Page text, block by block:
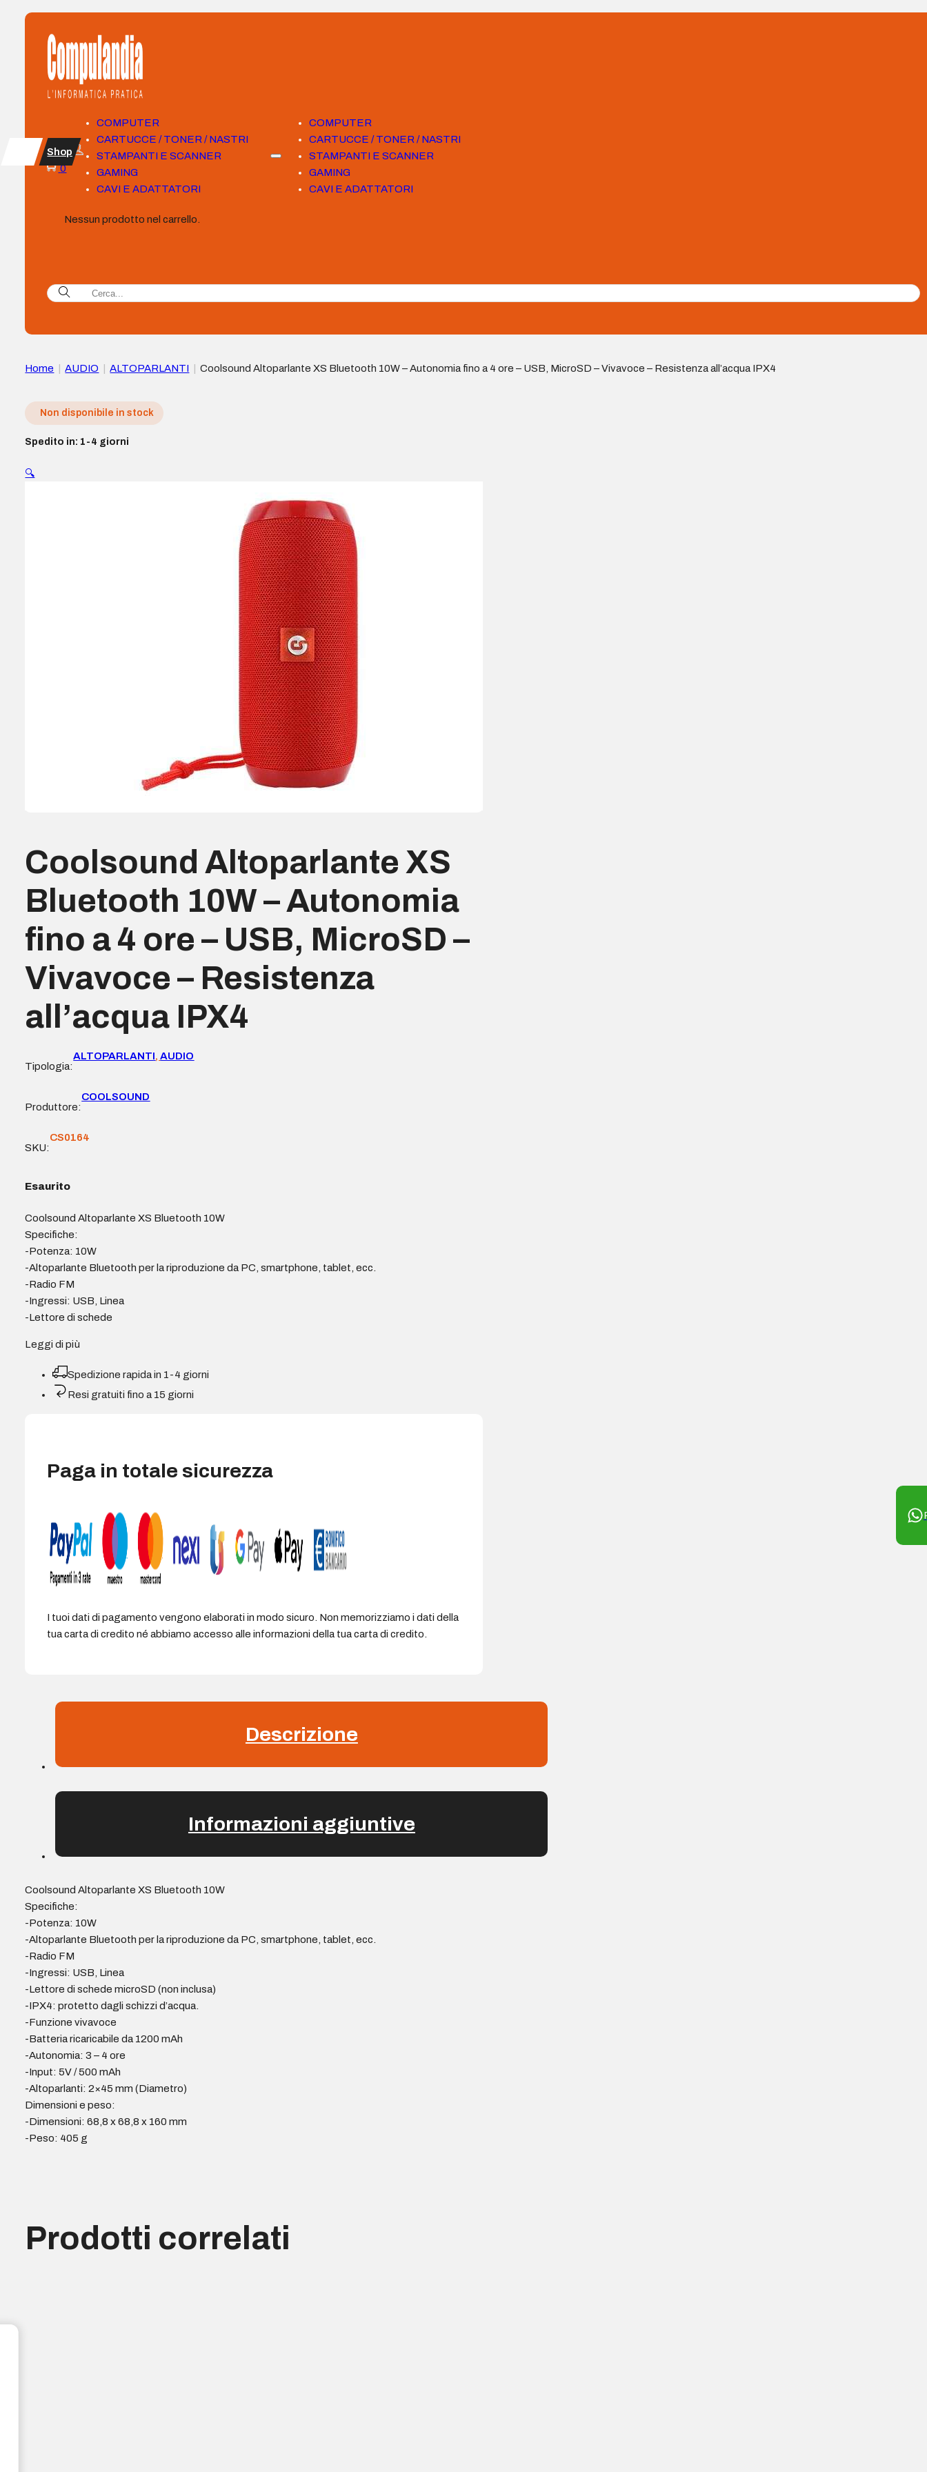
COMPUTER
CARTUCCE / TONER / NASTRI
STAMPANTI E SCANNER
GAMING
CAVI E ADATTATORI
COMPUTER
CARTUCCE / TONER / NASTRI
STAMPANTI E SCANNER
GAMING
CAVI E ADATTATORI
Shop
0
Nessun prodotto nel carrello.
Home AUDIO ALTOPARLANTI Coolsound Altoparlante XS Bluetooth 10W – Autonomia fino a 4 ore – USB, MicroSD – Vivavoce – Resistenza all’acqua IPX4
Non disponibile in stock
Spedito in: 1-4 giorni
🔍
Coolsound Altoparlante XS
Bluetooth 10W – Autonomia
fino a 4 ore – USB, MicroSD –
Vivavoce – Resistenza
all’acqua IPX4
Tipologia:
ALTOPARLANTI,AUDIO
Produttore:
COOLSOUND
SKU:
CS0164
Esaurito
Coolsound Altoparlante XS Bluetooth 10W
Specifiche:
-Potenza: 10W
-Altoparlante Bluetooth per la riproduzione da PC, smartphone, tablet, ecc.
-Radio FM
-Ingressi: USB, Linea
-Lettore di schede
Leggi di più
Spedizione rapida in 1-4 giorni
Resi gratuiti fino a 15 giorni
Paga in totale sicurezza
I tuoi dati di pagamento vengono elaborati in modo sicuro. Non memorizziamo i dati della
tua carta di credito né abbiamo accesso alle informazioni della tua carta di credito.
Descrizione
Informazioni aggiuntive
Coolsound Altoparlante XS Bluetooth 10W
Specifiche:
-Potenza: 10W
-Altoparlante Bluetooth per la riproduzione da PC, smartphone, tablet, ecc.
-Radio FM
-Ingressi: USB, Linea
-Lettore di schede microSD (non inclusa)
-IPX4: protetto dagli schizzi d’acqua.
-Funzione vivavoce
-Batteria ricaricabile da 1200 mAh
-Autonomia: 3 – 4 ore
-Input: 5V / 500 mAh
-Altoparlanti: 2×45 mm (Diametro)
Dimensioni e peso:
-Dimensioni: 68,8 x 68,8 x 160 mm
-Peso: 405 g
Prodotti correlati